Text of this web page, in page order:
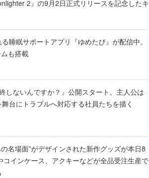
2』の9月2日正式リリースを記念したキ
睡眠サポートアプリ『ゆめたび』が配信中。
も搭載
しないんですか？』公開スタート。主人公は
台にトラブルへ対応する社員たちを描く
名場面”がデザインされた新作グッズが本日8
インケース、アクキーなどが全品受注生産で